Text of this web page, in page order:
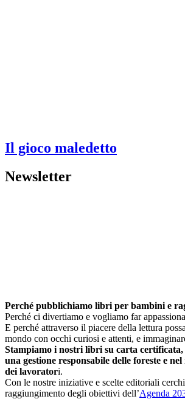
Il gioco maledetto
Newsletter
Perché pubblichiamo libri per bambini e
Perché ci divertiamo e vogliamo far
E perché attraverso il piacere della lettura
mondo con occhi curiosi e attenti, e
Stampiamo i nostri libri su carta certificata,
una gestione responsabile delle foreste e
dei lavoratori.
Con le nostre iniziative e scelte editoriali
raggiungimento degli obiettivi dell’Agenda